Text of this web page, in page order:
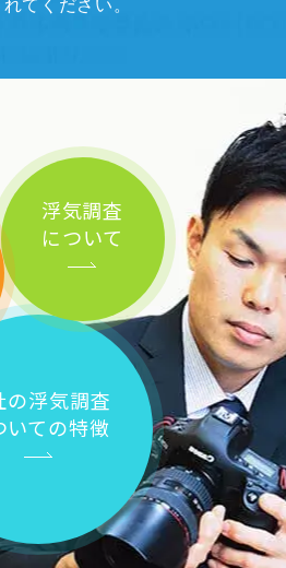
てください。
浮気調査
について
の浮気調査
いての特徴